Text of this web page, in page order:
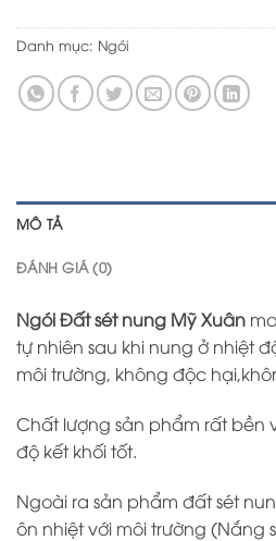
Danh mục: Ngói
MÔ TẢ
ĐÁNH GIÁ (0)
Ngói Đất sét nung Mỹ Xuân
tự nhiên sau khi nung ở nhiệt
môi trường, không độc
Chất lượng sản phẩm rất bền
độ kết khối tốt.
Ngoài ra sản phẩm đất sét
ôn nhiệt với môi trường (Nắng